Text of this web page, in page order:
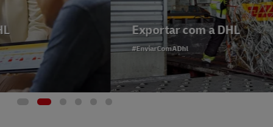
Exportar com a DHL
#EnviarComADhl